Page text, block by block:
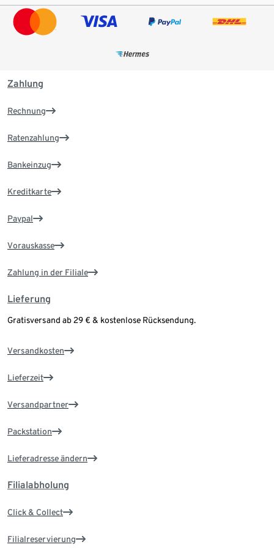
Zahlung
Rechnung
Ratenzahlung
Bankeinzug
Kreditkarte
Paypal
Vorauskasse
Zahlung in der Filiale
Lieferung
Gratisversand ab 29 € & kostenlose Rücksendung.
Versandkosten
Lieferzeit
Versandpartner
Packstation
Lieferadresse ändern
Filialabholung
Click & Collect
Filialreservierung